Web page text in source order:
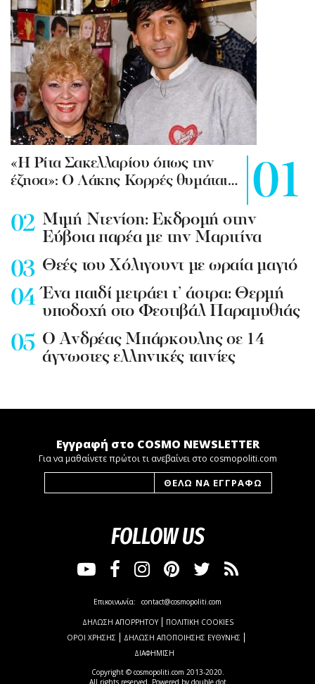
«Η Ρίτα Σακελλαρίου όπως την
έζησα»: Ο Λάκης Κορρές θυμάται…
Mιμή Ντενίση: Εκδρομή στην
Εύβοια παρέα με την Μαριτίνα
Θεές του Χόλιγουντ με ωραία μαγιό
Ένα παιδί μετράει τ’ άστρα: Θερμή
υποδοχή στο Φεστιβάλ Παραμυθιάς
Ο Ανδρέας Μπάρκουλης σε 14
άγνωστες ελληνικές ταινίες
Εγγραφή στο COSMO NEWSLETTER
Για να μαθαίνετε πρώτοι τι ανεβαίνει στο cosmopoliti.com
FOLLOW US
Copyright © cosmopoliti.com 2013-2020.
All rights reserved. Powered by double dot
Επικοινωνία: contact@cosmopoliti.com
ΔΗΛΩΣΗ ΑΠΟΡΡΗΤΟΥ
ΠΟΛΙΤΙΚΗ COOKIES
ΟΡΟΙ ΧΡΗΣΗΣ
ΔΗΛΩΣΗ ΑΠΟΠΟΙΗΣΗΣ ΕΥΘΥΝΗΣ
ΔΙΑΦΗΜΙΣΗ